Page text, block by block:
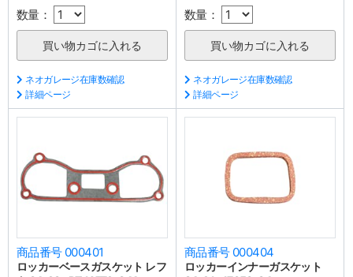
数量：
ネオガレージ在庫数確認
詳細ページ
数量：
ネオガレージ在庫数確認
詳細ページ
商品番号 000401
ロッカーベースガスケット レフ
商品番号 000404
ロッカーインナーガスケット